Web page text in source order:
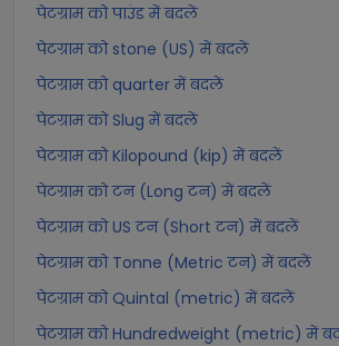
पेटग्राम को पाउंड में बदलें
पेटग्राम को stone (US) में बदलें
पेटग्राम को quarter में बदलें
पेटग्राम को Slug में बदलें
पेटग्राम को Kilopound (kip) में बदलें
पेटग्राम को टन (Long टन) में बदलें
पेटग्राम को US टन (Short टन) में बदलें
पेटग्राम को Tonne (Metric टन) में बदलें
पेटग्राम को Quintal (metric) में बदलें
पेटग्राम को Hundredweight (metric) में